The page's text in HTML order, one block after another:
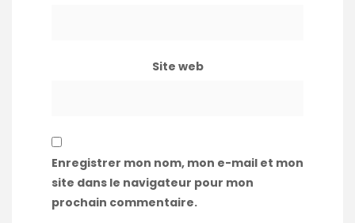
Site web
Enregistrer mon nom, mon e-mail et mon
site dans le navigateur pour mon
prochain commentaire.